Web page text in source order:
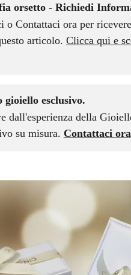
orsetto - Richiedi
o Contattaci ora per
articolo. Clicca qui e
gioiello esclusivo.
dall'esperienza della
su misura. Contattaci ora